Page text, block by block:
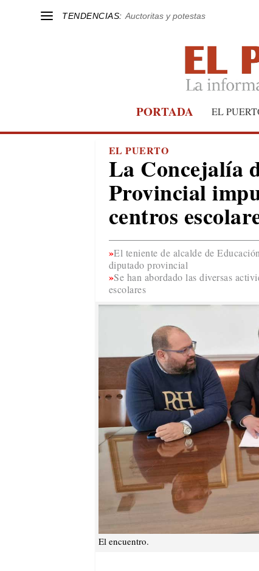
TENDENCIAS: Auctoritas y potestas
PORTADA EL
EL PUERTO
La Concejalía
Provincial
centros
El teniente de alcalde de
diputado provincial
Se han abordado las diversas
escolares
El encuentro.